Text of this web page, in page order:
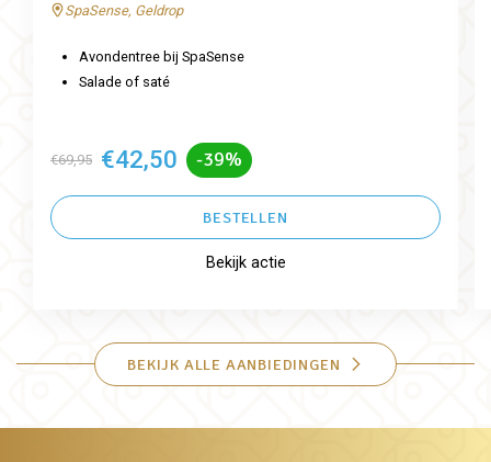
SpaSense, Geldrop
Avondentree bij SpaSense
Salade of saté
€69,95 €42,50 -39%
BESTELLEN
Bekijk actie
BEKIJK ALLE AANBIEDINGEN